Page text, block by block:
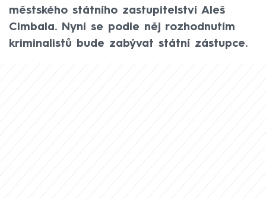
městského státního zastupitelství Aleš
Cimbala. Nyní se podle něj rozhodnutím
kriminalistů bude zabývat státní zástupce.